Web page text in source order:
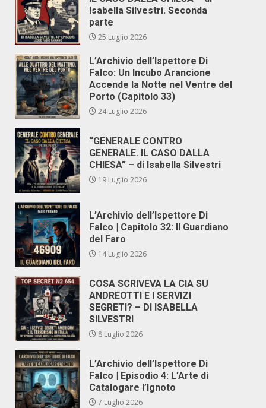
Isabella Silvestri. Seconda
parte
25 Luglio 2026
L’Archivio dell’Ispettore Di
Falco: Un Incubo Arancione
Accende la Notte nel Ventre del
Porto (Capitolo 33)
24 Luglio 2026
“GENERALE CONTRO
GENERALE. IL CASO DALLA
CHIESA” – di Isabella Silvestri
19 Luglio 2026
L’Archivio dell’Ispettore Di
Falco | Capitolo 32: Il Guardiano
del Faro
14 Luglio 2026
COSA SCRIVEVA LA CIA SU
ANDREOTTI E I SERVIZI
SEGRETI? – DI ISABELLA
SILVESTRI
8 Luglio 2026
L’Archivio dell’Ispettore Di
Falco | Episodio 4: L’Arte di
Catalogare l’Ignoto
7 Luglio 2026